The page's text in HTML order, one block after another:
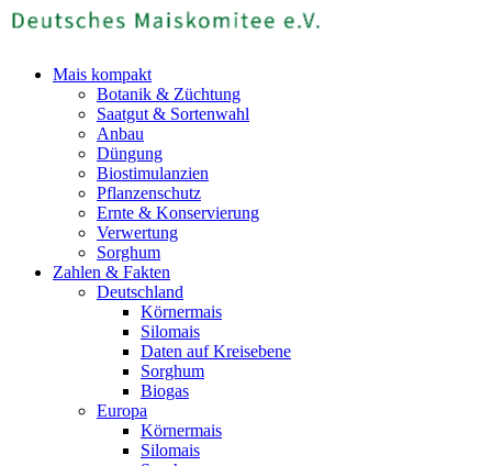
Mais kompakt
Botanik & Züchtung
Saatgut & Sortenwahl
Anbau
Düngung
Biostimulanzien
Pflanzenschutz
Ernte & Konservierung
Verwertung
Sorghum
Zahlen & Fakten
Deutschland
Körnermais
Silomais
Daten auf Kreisebene
Sorghum
Biogas
Europa
Körnermais
Silomais